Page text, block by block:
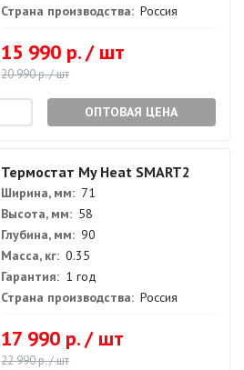
Страна производства: Россия
15 990 р. / шт
20 990 р. / шт
ОПТОВАЯ ЦЕНА
Термостат My Heat SMART2
Ширина, мм: 71
Высота, мм: 58
Глубина, мм: 90
Масса, кг: 0.35
Гарантия: 1 год
Страна производства: Россия
17 990 р. / шт
22 990 р. / шт